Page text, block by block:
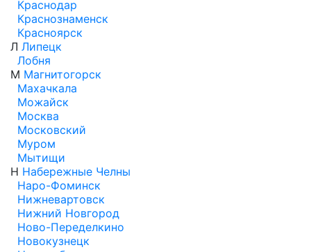
Краснодар
Краснознаменск
Красноярск
Л Липецк
Лобня
М Магнитогорск
Махачкала
Можайск
Москва
Московский
Муром
Мытищи
Н Набережные Челны
Наро-Фоминск
Нижневартовск
Нижний Новгород
Ново-Переделкино
Новокузнецк